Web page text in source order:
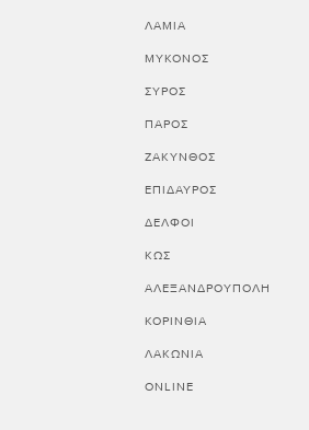
ΛΑΜΙΑ
ΜΥΚΟΝΟΣ
ΣΥΡΟΣ
ΠΑΡΟΣ
ΖΑΚΥΝΘΟΣ
ΕΠΙΔΑΥΡΟΣ
ΔΕΛΦΟΙ
ΚΩΣ
ΑΛΕΞΑΝΔΡΟΥΠΟΛΗ
ΚΟΡΙΝΘΊΑ
ΛΑΚΩΝΊΑ
ONLINE